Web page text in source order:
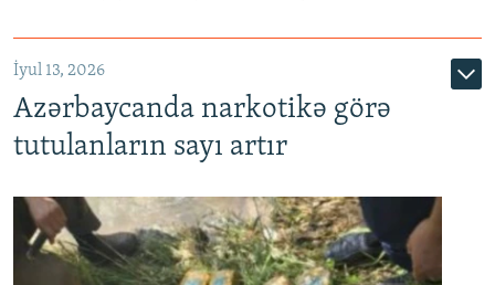
İyul 13, 2026
Azərbaycanda narkotikə görə
tutulanların sayı artır